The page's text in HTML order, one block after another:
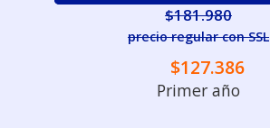
$181.980
precio regular con SSL
$127.386
Primer año